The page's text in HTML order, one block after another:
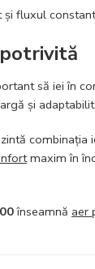
fluxul
să iei în
și
combinația
maxim în
înseamnă aer